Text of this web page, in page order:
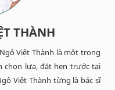
THÀNH
Việt Thành là một trong
chọn lựa, đặt hẹn trước tại
Việt Thành từng là bác sĩ